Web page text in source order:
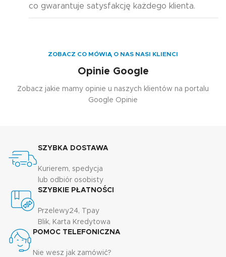
co gwarantuje satysfakcję każdego klienta.
ZOBACZ CO MÓWIĄ O NAS NASI KLIENCI
Opinie Google
Zobacz jakie mamy opinie u naszych klientów na portalu
Google Opinie
SZYBKA DOSTAWA
Kurierem, spedycja
lub odbiór osobisty
SZYBKIE PŁATNOŚCI
Przelewy24, Tpay
Blik, Karta Kredytowa
POMOC TELEFONICZNA
Nie wesz jak zamówić?